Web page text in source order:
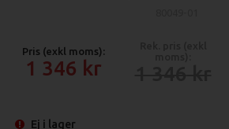
Pris (exkl moms):
1 346
Ej i lager